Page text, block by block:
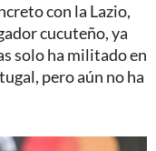
con la Lazio,
cucuteño, ya
solo ha militado en
pero aún no ha